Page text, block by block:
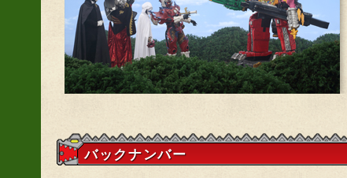
バックナンバー